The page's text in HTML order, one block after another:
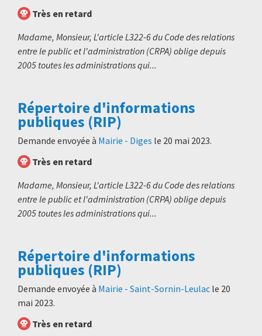
Très en retard
Madame, Monsieur, L'article L322-6 du Code des relations
entre le public et l'administration (CRPA) oblige depuis
2005 toutes les administrations qui...
Répertoire d'informations
publiques (RIP)
Demande envoyée à Mairie - Diges le 20 mai 2023.
Très en retard
Madame, Monsieur, L'article L322-6 du Code des relations
entre le public et l'administration (CRPA) oblige depuis
2005 toutes les administrations qui...
Répertoire d'informations
publiques (RIP)
Demande envoyée à Mairie - Saint-Sornin-Leulac le 20
mai 2023.
Très en retard